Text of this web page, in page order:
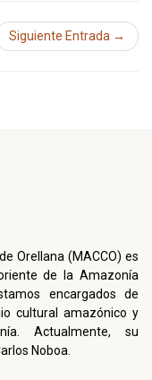
Siguiente Entrada →
Orellana (MACCO) es
de la Amazonía
encargados de
cultural amazónico y
Actualmente, su
Noboa.